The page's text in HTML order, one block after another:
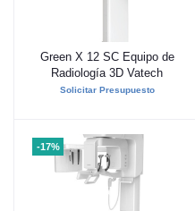
Añadir al carrito
Green X 12 SC Equipo de
Radiología 3D Vatech
Solicitar Presupuesto
-17%